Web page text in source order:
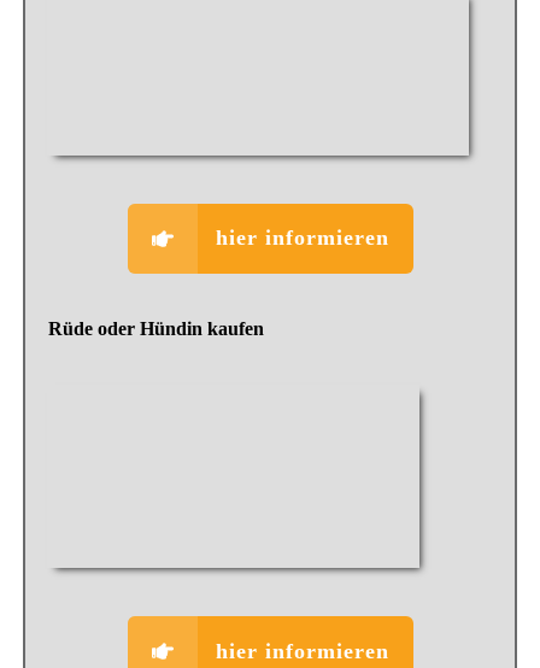
hier informieren
Rüde oder Hündin kaufen
hier informieren